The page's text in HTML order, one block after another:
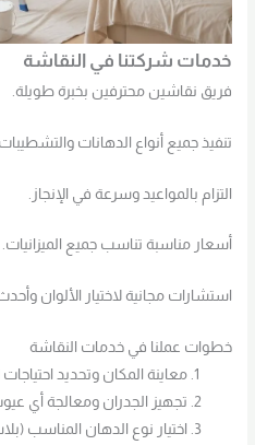
خدمات شركتنا في النقاشة
فريق نقاشين محترفين بخبرة طويلة.
تنفيذ جميع أنواع الدهانات
التزام بالمواعيد وسرعة في الإنجاز.
أسعار مناسبة تناسب جميع الميزانيات.
استشارات مجانية لاختيار الألوان
خطوات عملنا في خدمات النقاشة
معاينة المكان وتحديد
تجهيز الجدران ومعالجة أي
اختيار نوع الدهان المناسب